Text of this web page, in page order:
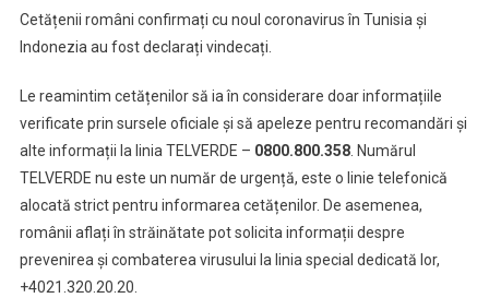
Cetățenii români confirmați cu noul coronavirus în Tunisia și
Indonezia au fost declarați vindecați.
Le reamintim cetățenilor să ia în considerare doar informațiile
verificate prin sursele oficiale și să apeleze pentru recomandări și
alte informații la linia TELVERDE – 0800.800.358. Numărul
TELVERDE nu este un număr de urgență, este o linie telefonică
alocată strict pentru informarea cetățenilor. De asemenea,
românii aflați în străinătate pot solicita informații despre
prevenirea și combaterea virusului la linia special dedicată lor,
+4021.320.20.20.